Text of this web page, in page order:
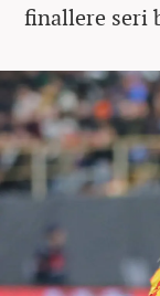
finallere seri